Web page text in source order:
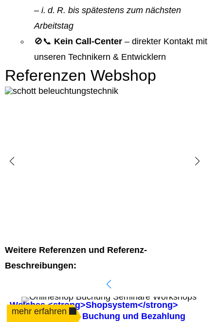
– i. d. R. bis spätestens zum nächsten
Arbeitstag
🚫📞 Kein Call-Center – direkter Kontakt mit
unseren Technikern & Entwicklern
Referenzen Webshop
Weitere Referenzen und Referenz-
Beschreibungen:
Welches <strong>Shopsystem</strong>
automatisiert die Buchung und Bezahlung
mehr erfahren